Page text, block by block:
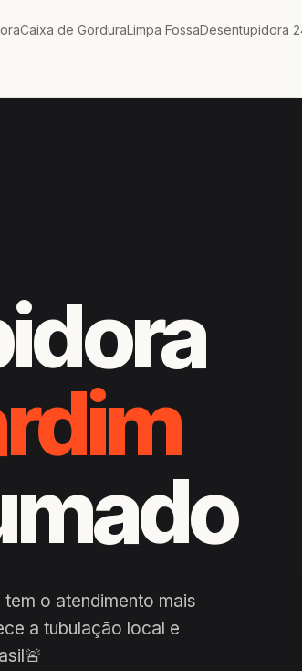
Caixa de GorduraLimpa FossaDesentupidora
o atendimento mais
a tubulação local e